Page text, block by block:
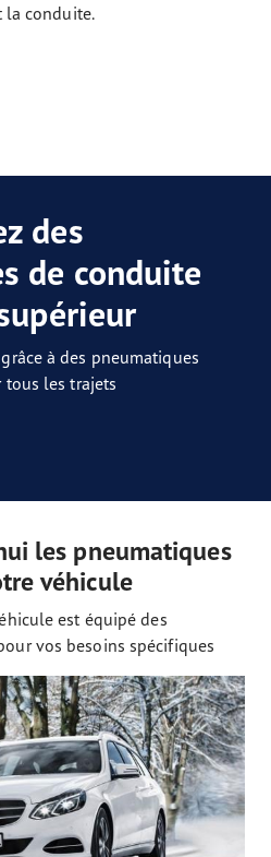
la conduite.
des
de conduite
à des pneumatiques
les trajets
les pneumatiques
véhicule
est équipé des
vos besoins spécifiques